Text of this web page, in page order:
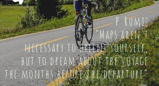
P. Rumiz
“Maps aren't
necessary to orient yourself,
but to dream about the voyage
the months before the departure”